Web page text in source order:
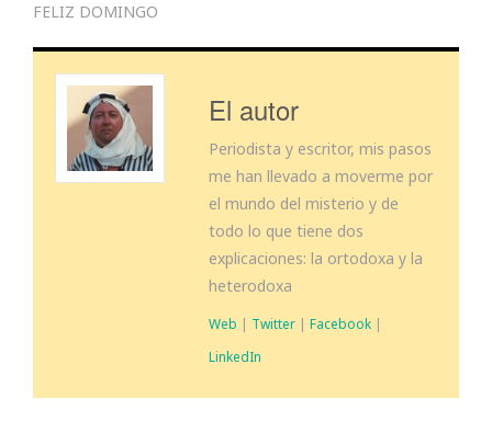
FELIZ DOMINGO
El autor
Periodista y escritor, mis pasos
me han llevado a moverme por
el mundo del misterio y de
todo lo que tiene dos
explicaciones: la ortodoxa y la
heterodoxa
Web | Twitter | Facebook |
LinkedIn